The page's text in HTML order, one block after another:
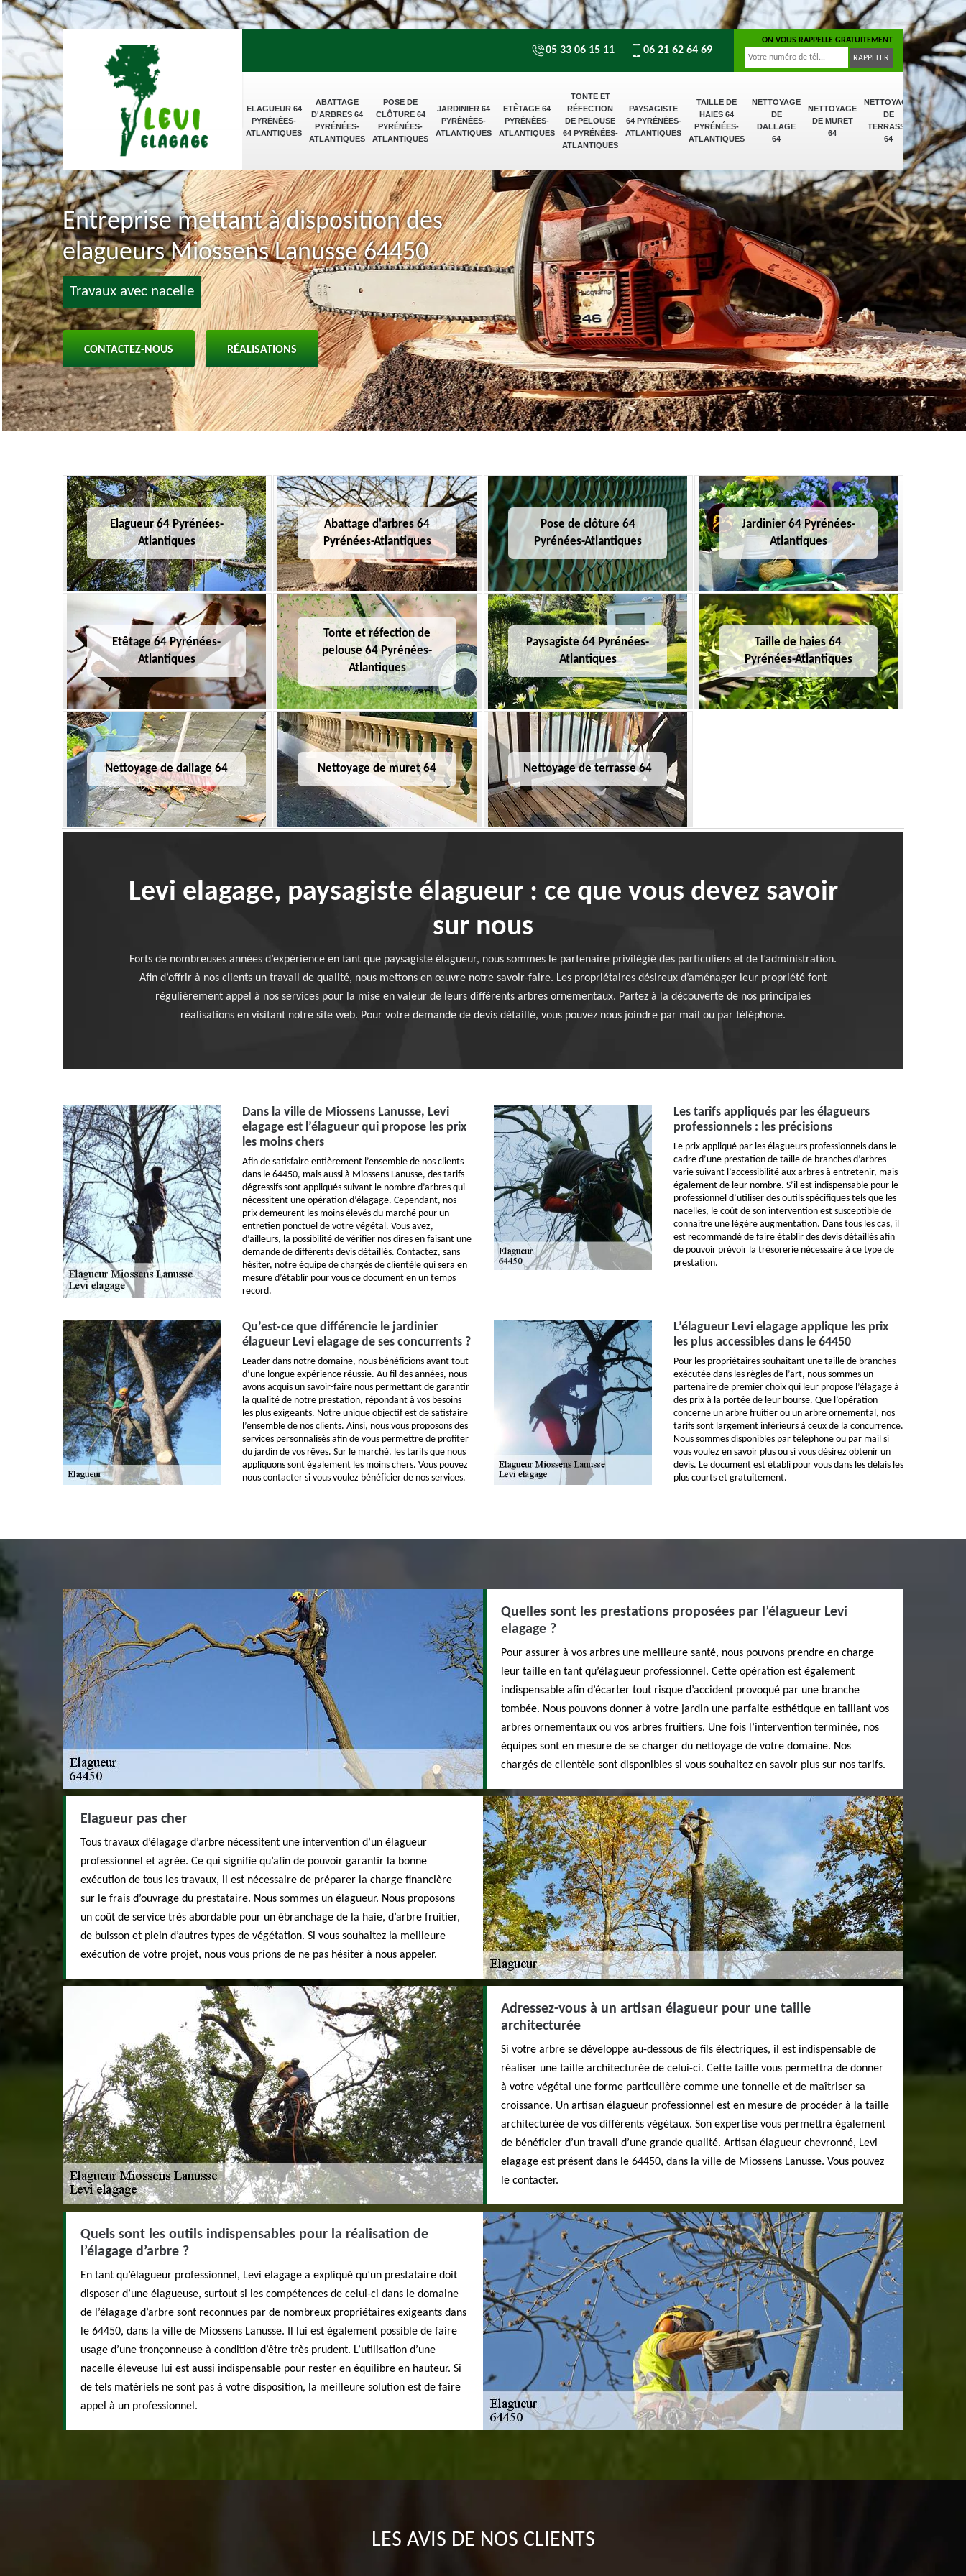
ELAGUEUR 64
PYRÉNÉES-
ATLANTIQUES
ABATTAGE
D'ARBRES 64
PYRÉNÉES-
ATLANTIQUES
POSE DE
CLÔTURE 64
PYRÉNÉES-
ATLANTIQUES
JARDINIER 64
PYRÉNÉES-
ATLANTIQUES
ETÊTAGE 64
PYRÉNÉES-
ATLANTIQUES
TONTE ET
RÉFECTION
DE PELOUSE
64 PYRÉNÉES-
ATLANTIQUES
PAYSAGISTE
64 PYRÉNÉES-
ATLANTIQUES
TAILLE DE
HAIES 64
PYRÉNÉES-
ATLANTIQUES
NETTOYAGE
DE
DALLAGE
64
NETTOYAGE
DE MURET
64
NETTOYAGE
DE
TERRASSE
64
05 33 06 15 11 06 21 62 64 69
ON VOUS RAPPELLE GRATUITEMENT
Entreprise mettant à disposition des
elagueurs Miossens Lanusse 64450
Travaux avec nacelle
CONTACTEZ-NOUS RÉALISATIONS
Elagueur 64 Pyrénées-
Atlantiques
Abattage d'arbres 64
Pyrénées-Atlantiques
Pose de clôture 64
Pyrénées-Atlantiques
Jardinier 64 Pyrénées-
Atlantiques
Etêtage 64 Pyrénées-
Atlantiques
Tonte et réfection de
pelouse 64 Pyrénées-
Atlantiques
Paysagiste 64 Pyrénées-
Atlantiques
Taille de haies 64
Pyrénées-Atlantiques
Nettoyage de dallage 64 Nettoyage de muret 64 Nettoyage de terrasse 64
Levi elagage, paysagiste élagueur : ce que vous devez savoir
sur nous
Forts de nombreuses années d’expérience en tant que paysagiste élagueur, nous sommes le partenaire privilégié des particuliers et de l’administration.
Afin d’offrir à nos clients un travail de qualité, nous mettons en œuvre notre savoir-faire. Les propriétaires désireux d’aménager leur propriété font
régulièrement appel à nos services pour la mise en valeur de leurs différents arbres ornementaux. Partez à la découverte de nos principales
réalisations en visitant notre site web. Pour votre demande de devis détaillé, vous pouvez nous joindre par mail ou par téléphone.
Dans la ville de Miossens Lanusse, Levi
elagage est l’élagueur qui propose les prix
les moins chers
Afin de satisfaire entièrement l’ensemble de nos clients
dans le 64450, mais aussi à Miossens Lanusse, des tarifs
dégressifs sont appliqués suivant le nombre d’arbres qui
nécessitent une opération d’élagage. Cependant, nos
prix demeurent les moins élevés du marché pour un
entretien ponctuel de votre végétal. Vous avez,
d’ailleurs, la possibilité de vérifier nos dires en faisant une
demande de différents devis détaillés. Contactez, sans
hésiter, notre équipe de chargés de clientèle qui sera en
mesure d’établir pour vous ce document en un temps
record.
Les tarifs appliqués par les élagueurs
professionnels : les précisions
Le prix appliqué par les élagueurs professionnels dans le
cadre d’une prestation de taille de branches d’arbres
varie suivant l’accessibilité aux arbres à entretenir, mais
également de leur nombre. S’il est indispensable pour le
professionnel d’utiliser des outils spécifiques tels que les
nacelles, le coût de son intervention est susceptible de
connaitre une légère augmentation. Dans tous les cas, il
est recommandé de faire établir des devis détaillés afin
de pouvoir prévoir la trésorerie nécessaire à ce type de
prestation.
Qu’est-ce que différencie le jardinier
élagueur Levi elagage de ses concurrents ?
Leader dans notre domaine, nous bénéficions avant tout
d’une longue expérience réussie. Au fil des années, nous
avons acquis un savoir-faire nous permettant de garantir
la qualité de notre prestation, répondant à vos besoins
les plus exigeants. Notre unique objectif est de satisfaire
l’ensemble de nos clients. Ainsi, nous vous proposons des
services personnalisés afin de vous permettre de profiter
du jardin de vos rêves. Sur le marché, les tarifs que nous
appliquons sont également les moins chers. Vous pouvez
nous contacter si vous voulez bénéficier de nos services.
L’élagueur Levi elagage applique les prix
les plus accessibles dans le 64450
Pour les propriétaires souhaitant une taille de branches
exécutée dans les règles de l’art, nous sommes un
partenaire de premier choix qui leur propose l’élagage à
des prix à la portée de leur bourse. Que l’opération
concerne un arbre fruitier ou un arbre ornemental, nos
tarifs sont largement inférieurs à ceux de la concurrence.
Nous sommes disponibles par téléphone ou par mail si
vous voulez en savoir plus ou si vous désirez obtenir un
devis. Le document est établi pour vous dans les délais les
plus courts et gratuitement.
Quelles sont les prestations proposées par l’élagueur Levi
elagage ?
Pour assurer à vos arbres une meilleure santé, nous pouvons prendre en charge
leur taille en tant qu’élagueur professionnel. Cette opération est également
indispensable afin d’écarter tout risque d’accident provoqué par une branche
tombée. Nous pouvons donner à votre jardin une parfaite esthétique en taillant vos
arbres ornementaux ou vos arbres fruitiers. Une fois l’intervention terminée, nos
équipes sont en mesure de se charger du nettoyage de votre domaine. Nos
chargés de clientèle sont disponibles si vous souhaitez en savoir plus sur nos tarifs.
Elagueur pas cher
Tous travaux d’élagage d’arbre nécessitent une intervention d’un élagueur
professionnel et agrée. Ce qui signifie qu’afin de pouvoir garantir la bonne
exécution de tous les travaux, il est nécessaire de préparer la charge financière
sur le frais d’ouvrage du prestataire. Nous sommes un élagueur. Nous proposons
un coût de service très abordable pour un ébranchage de la haie, d’arbre fruitier,
de buisson et plein d’autres types de végétation. Si vous souhaitez la meilleure
exécution de votre projet, nous vous prions de ne pas hésiter à nous appeler.
Adressez-vous à un artisan élagueur pour une taille
architecturée
Si votre arbre se développe au-dessous de fils électriques, il est indispensable de
réaliser une taille architecturée de celui-ci. Cette taille vous permettra de donner
à votre végétal une forme particulière comme une tonnelle et de maîtriser sa
croissance. Un artisan élagueur professionnel est en mesure de procéder à la taille
architecturée de vos différents végétaux. Son expertise vous permettra également
de bénéficier d’un travail d’une grande qualité. Artisan élagueur chevronné, Levi
elagage est présent dans le 64450, dans la ville de Miossens Lanusse. Vous pouvez
le contacter.
Quels sont les outils indispensables pour la réalisation de
l’élagage d’arbre ?
En tant qu’élagueur professionnel, Levi elagage a expliqué qu’un prestataire doit
disposer d’une élagueuse, surtout si les compétences de celui-ci dans le domaine
de l’élagage d’arbre sont reconnues par de nombreux propriétaires exigeants dans
le 64450, dans la ville de Miossens Lanusse. Il lui est également possible de faire
usage d’une tronçonneuse à condition d’être très prudent. L’utilisation d’une
nacelle éleveuse lui est aussi indispensable pour rester en équilibre en hauteur. Si
de tels matériels ne sont pas à votre disposition, la meilleure solution est de faire
appel à un professionnel.
LES AVIS DE NOS CLIENTS